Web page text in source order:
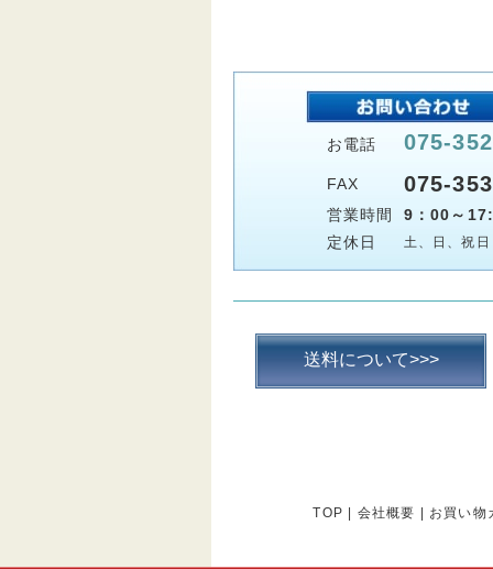
お電話 075-
FAX 075-
営業時間
9：00～
定休日
土、日、祝日
送料について>>>
TOP 会社概要 お買い物